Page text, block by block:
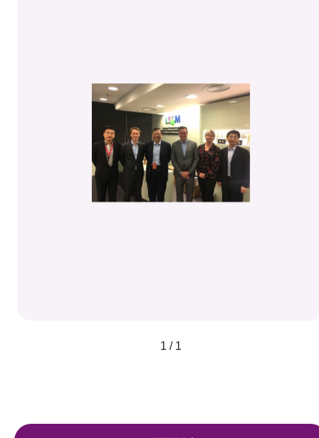
1 / 1